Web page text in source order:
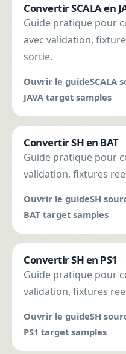
Convertir SCALA en
Guide pratique pour
avec validation,
sortie.
Ouvrir le guideSCALA
JAVA target samples
Convertir SH en BAT
Guide pratique pour
validation, fixtures
Ouvrir le guideSH
BAT target samples
Convertir SH en PS1
Guide pratique pour
validation, fixtures
Ouvrir le guideSH
PS1 target samples